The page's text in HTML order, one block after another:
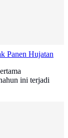
Panen Hujatan
ini terjadi